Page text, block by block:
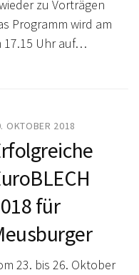
zu Vorträgen
Programm wird am
17.15 Uhr auf…
OKTOBER 2018
für
23. bis 26. Oktober